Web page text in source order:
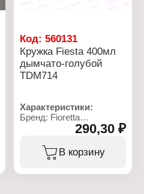
Код:560131
Кружка Fiesta 400мл
дымчато-голубой
TDM714
Характеристики:
Бренд: Fioretta
Артикул: TDM714
Коллекция: "Fiesta"
Тип товара: Кружка
Цвет: дымчато-голубой
290,30 ₽
В корзину